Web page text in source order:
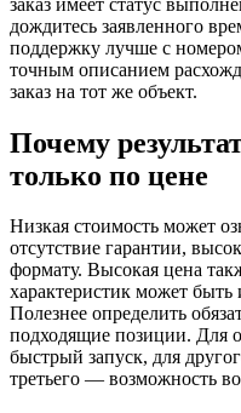
дождитесь заявленного
поддержку лучше с
точным описанием
заказ на тот же объект.
Почему
только по цене
Низкая стоимость может
отсутствие гарантии,
формату. Высокая цена
характеристик может быть
Полезнее определить
подходящие позиции. Для
быстрый запуск, для
третьего — возможность